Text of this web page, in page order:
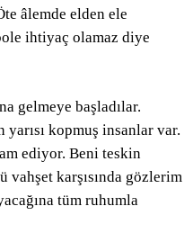
âlemde elden ele
ihtiyaç olamaz diye
gelmeye başladılar.
kopmuş insanlar var.
ediyor. Beni teskin
karşısında gözlerim
tüm ruhumla